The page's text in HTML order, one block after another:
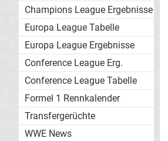
Champions League Ergebnisse
Europa League Tabelle
Europa League Ergebnisse
Conference League Erg.
Conference League Tabelle
Formel 1 Rennkalender
Transfergerüchte
WWE News